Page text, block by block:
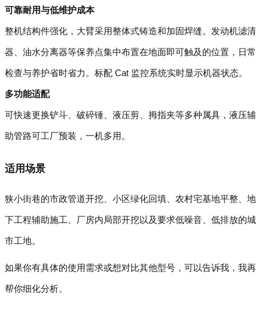
可靠耐用与低维护成本
整机结构件强化，大臂采用整体式铸造和加固焊缝。发动机滤清
器、油水分离器等保养点集中布置在地面即可触及的位置，日常
检查与养护省时省力。标配 Cat 监控系统实时显示机器状态。
多功能适配
可快速更换铲斗、破碎锤、液压剪、拇指夹等多种属具，液压辅
助管路可工厂预装，一机多用。
适用场景
狭小街巷的市政管道开挖、小区绿化回填、农村宅基地平整、地
下工程辅助施工、厂房内局部开挖以及要求低噪音、低排放的城
市工地。
如果你有具体的使用需求或想对比其他型号，可以告诉我，我再
帮你细化分析。